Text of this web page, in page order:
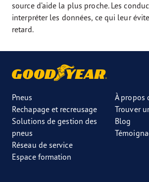
source d’aide la plus proche. Les
interpréter les données, ce qui leur
retard.
Pneus
Rechapage et recreusage
Solutions de gestion des
pneus
Réseau de service
Espace formation
À propos
Trouver
Blog